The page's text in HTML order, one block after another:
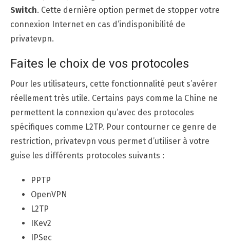
Switch. Cette dernière option permet de stopper votre
connexion Internet en cas d’indisponibilité de
privatevpn.
Faites le choix de vos protocoles
Pour les utilisateurs, cette fonctionnalité peut s’avérer
réellement très utile. Certains pays comme la Chine ne
permettent la connexion qu’avec des protocoles
spécifiques comme L2TP. Pour contourner ce genre de
restriction, privatevpn vous permet d’utiliser à votre
guise les différents protocoles suivants :
PPTP
OpenVPN
L2TP
IKev2
IPSec